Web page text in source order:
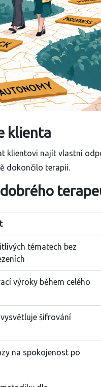
klienta
klientovi najít vlastní
dokončilo terapii.
tématech bez
výroky během celého
šifrování
na spokojenost po